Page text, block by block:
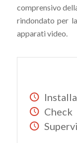
comprensivo
rindondato per
apparati video.
Check